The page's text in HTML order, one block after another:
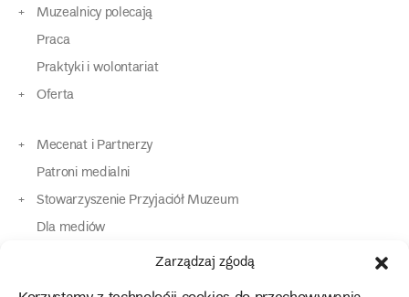
Zarządzaj zgodą
Muzealnicy polecają
Praca
Praktyki i wolontariat
Oferta
Mecenat i Partnerzy
Patroni medialni
Stowarzyszenie Przyjaciół Muzeum
Dla mediów
Dla osób o specjalnych potrzebach